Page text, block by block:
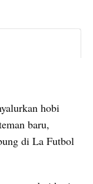
hobi
baru,
di La Futbol